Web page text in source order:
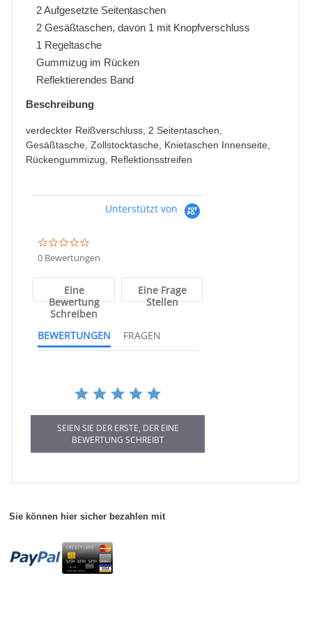
2 Aufgesetzte Seitentaschen
2 Gesäßtaschen, davon 1 mit Knopfverschluss
1 Regeltasche
Gummizug im Rücken
Reflektierendes Band
Beschreibung
verdeckter Reißverschluss, 2 Seitentaschen,
Gesäßtasche, Zollstocktasche, Knietaschen Innenseite,
Rückengummizug, Reflektionsstreifen
Unterstützt von
star
rating
0 Bewertungen
Eine
Bewertung
Schreiben
Eine Frage
Stellen
BEWERTUNGEN FRAGEN
SEIEN SIE DER ERSTE, DER EINE
BEWERTUNG SCHREIBT
Sie können hier sicher bezahlen mit